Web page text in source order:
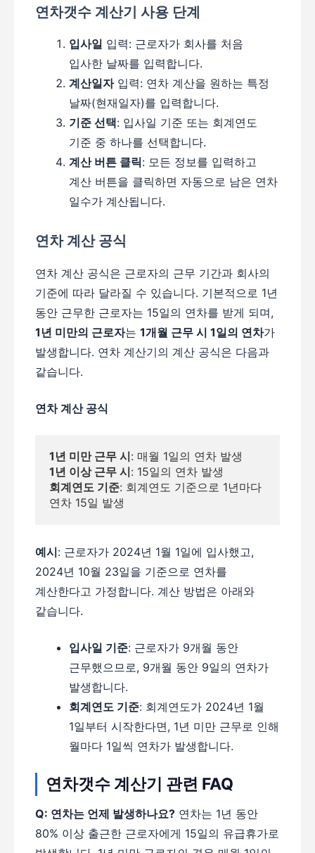
연차갯수 계산기 사용 단계
입사일 입력: 근로자가 회사를 처음
입사한 날짜를 입력합니다.
계산일자입력: 연차 계산을 원하는 특정
날짜(현재일자)를 입력합니다.
기준 선택: 입사일 기준 또는 회계연도
기준 중 하나를 선택합니다.
계산 버튼 클릭: 모든 정보를 입력하고
계산 버튼을 클릭하면 자동으로 남은 연차
일수가 계산됩니다.
연차 계산 공식
연차 계산 공식은 근로자의 근무 기간과 회사의
기준에 따라 달라질 수 있습니다. 기본적으로 1년
동안 근무한 근로자는 15일의 연차를 받게 되며,
1년 미만의 근로자는 1개월 근무 시 1일의 연차가
발생합니다. 연차 계산기의 계산 공식은 다음과
같습니다.
연차 계산 공식
1년 미만 근무 시: 매월 1일의 연차 발생
1년 이상 근무 시: 15일의 연차 발생
회계연도 기준: 회계연도 기준으로 1년마다
연차 15일 발생
예시: 근로자가 2024년 1월 1일에 입사했고,
2024년 10월 23일을 기준으로 연차를
계산한다고 가정합니다. 계산 방법은 아래와
같습니다.
입사일 기준: 근로자가 9개월 동안
근무했으므로, 9개월 동안 9일의 연차가
발생합니다.
회계연도 기준: 회계연도가 2024년 1월
1일부터 시작한다면, 1년 미만 근무로 인해
월마다 1일씩 연차가 발생합니다.
연차갯수 계산기 관련 FAQ
Q: 연차는 언제 발생하나요? 연차는 1년 동안
80% 이상 출근한 근로자에게 15일의 유급휴가로